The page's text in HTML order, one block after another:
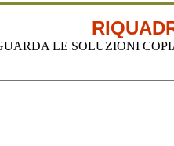
LE SOLUZIONI